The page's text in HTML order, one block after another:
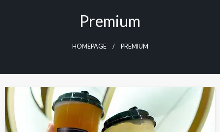
Premium
HOMEPAGE PREMIUM